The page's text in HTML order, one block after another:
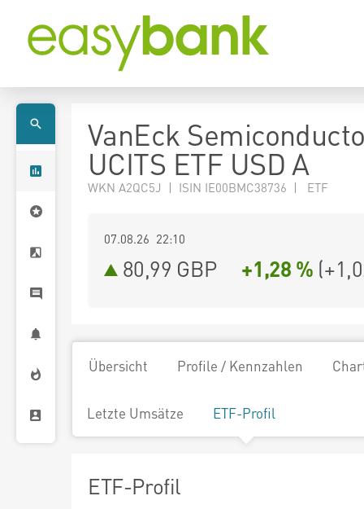
VanEck
UCITS ETF USD A
WKN A2QC5J | ISIN IE00BMC38736 | ETF
07.08.26 22:10
80,99 GBP +1,28 % (
Übersicht Profile / Kennzahlen
Letzte Umsätze ETF-Profil
ETF-Profil